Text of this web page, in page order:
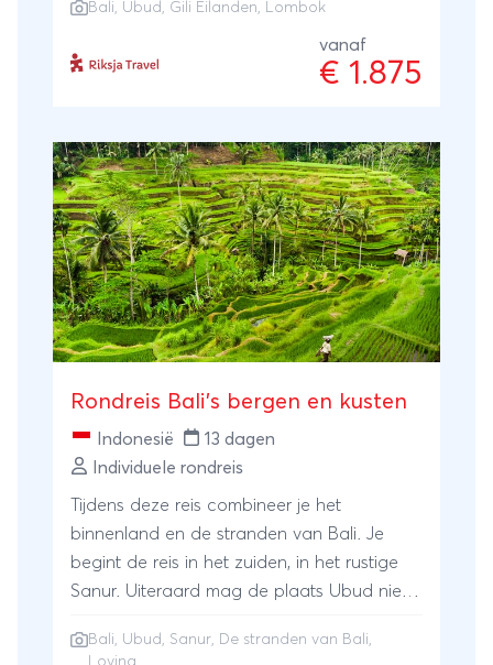
een avontuurlijke nacht op een
onbewoond Gili-eiland wat je zoekt. De
perfecte 3-weekse getaway voor
Bali Ubud Gili Eilanden Lombok
vanaf
€ 1.875
Rondreis Bali's bergen en kusten
Indonesië
13 dagen
Individuele rondreis
Tijdens deze reis combineer je het
binnenland en de stranden van Bali. Je
begint de reis in het zuiden, in het rustige
Sanur. Uiteraard mag de plaats Ubud niet
domein van de vele kunstenaars die er
Bali Ubud Sanur De stranden van Bali
Lovina